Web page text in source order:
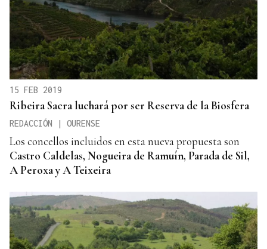
15 FEB 2019
Ribeira Sacra luchará por ser Reserva de la Biosfera
REDACCIÓN | OURENSE
Los concellos incluidos en esta nueva propuesta son
Castro Caldelas, Nogueira de Ramuín, Parada de Sil,
A Peroxa y A Teixeira